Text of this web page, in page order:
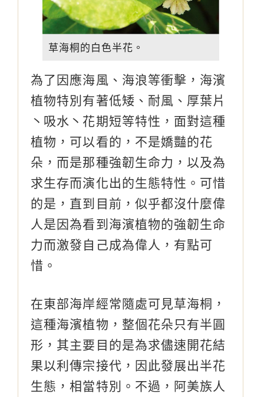
草海桐的白色半花。
為了因應海風、海浪等衝擊，海濱
植物特別有著低矮、耐風、厚葉片
丶吸水丶花期短等特性，面對這種
植物，可以看的，不是嬌豔的花
朵，而是那種強韌生命力，以及為
求生存而演化出的生態特性。可惜
的是，直到目前，似乎都沒什麼偉
人是因為看到海濱植物的強韌生命
力而激發自己成為偉人，有點可
惜。
在東部海岸經常隨處可見草海桐，
這種海濱植物，整個花朵只有半圓
形，其主要目的是為求儘速開花結
果以利傳宗接代，因此發展出半花
生態，相當特別。不過，阿美族人